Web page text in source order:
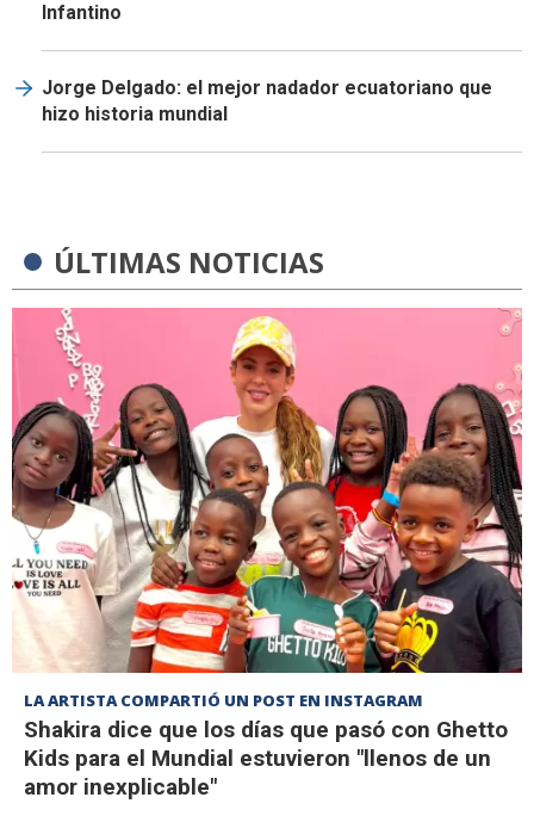
Infantino
Jorge Delgado: el mejor nadador ecuatoriano que
hizo historia mundial
ÚLTIMAS NOTICIAS
LA ARTISTA COMPARTIÓ UN POST EN INSTAGRAM
Shakira dice que los días que pasó con Ghetto
Kids para el Mundial estuvieron "llenos de un
amor inexplicable"